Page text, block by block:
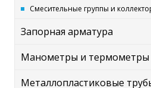
Смесительные группы и
Запорная арматура
Манометры и термометры
Металлопластиковые